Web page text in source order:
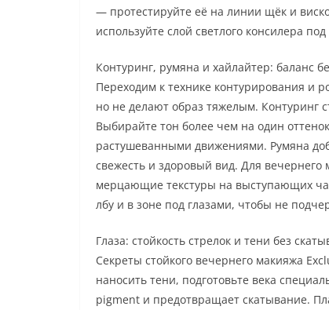
— протестируйте её на линии щёк и
используйте слой светлого консилера
Контуринг, румяна и хайлайтер: баланс
Переходим к технике контурирования и
но не делают образ тяжелым. Контуринг
Выбирайте тон более чем на один
растушеванными движениями. Румяна
свежесть и здоровый вид. Для
мерцающие текстуры на выступающих
лбу и в зоне под глазами, чтобы не
Глаза: стойкость стрелок и тени без
Секреты стойкого вечернего макияжа
наносить тени, подготовьте века
pigment и предотвращает скатывание.